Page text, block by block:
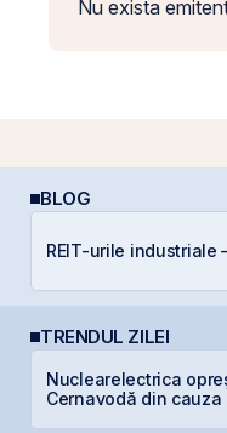
Nu exista
BLOG
REIT-urile industriale
TRENDUL ZILEI
Nuclearelectrica
Cernavodă din